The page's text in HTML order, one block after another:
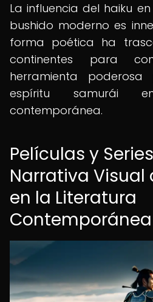
La influencia del haiku
bushido moderno es
forma poética ha
continentes para
herramienta
espíritu samurái
contemporánea.
Películas y
Narrativa Visual
en la Literatura
Contemporánea